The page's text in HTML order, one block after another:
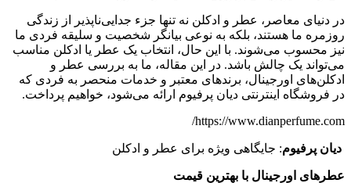
در دنیای معاصر، عطر و ادکلن نه تنها جزء جدایی‌ناپذیر از زندگی
روزمره ما هستند، بلکه به نوعی بیانگر شخصیت و سلیقه فردی ما
نیز محسوب می‌شوند. با این حال، انتخاب یک عطر یا ادکلن مناسب
می‌تواند یک چالش باشد. در این مقاله، ما به بررسی عطر و
ادکلن‌های اورجینال، برندهای معتبر و خدمات منحصر به فردی که
در فروشگاه اینترنتی دیان پرفیوم ارائه می‌شود، خواهیم پرداخت.
https://www.dianperfume.com/
دیان پرفیوم: جایگاهی ویژه برای عطر و ادکلن
عطرهای اورجینال با بهترین قیمت